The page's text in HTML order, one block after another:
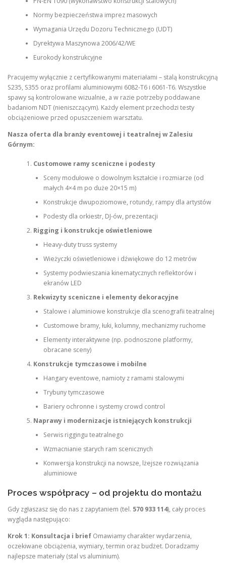
Normy bezpieczeństwa imprez masowych
Wymagania Urzędu Dozoru Technicznego (UDT)
Dyrektywa Maszynowa 2006/42/WE
Eurokody konstrukcyjne
Pracujemy wyłącznie z certyfikowanymi materiałami – stalą konstrukcyjną
S235, S355 oraz profilami aluminiowymi 6082-T6 i 6061-T6. Wszystkie
spawy są kontrolowane wizualnie, a w razie potrzeby poddawane
badaniom NDT (nieniszczącym). Każdy element przechodzi testy
obciążeniowe przed opuszczeniem warsztatu.
Nasza oferta dla branży eventowej i teatralnej w Zalesiu
Górnym:
Customowe ramy sceniczne i podesty
Sceny modułowe o dowolnym kształcie i rozmiarze (od
małych 4×4 m po duże 20×15 m)
Konstrukcje dwupoziomowe, rotundy, rampy dla artystów
Podesty dla orkiestr, DJ-ów, prezentacji
Rigging i konstrukcje oświetleniowe
Heavy-duty truss systemy
Wieżyczki oświetleniowe i dźwiękowe do 12 metrów
Systemy podwieszania kinematycznych reflektorów i
ekranów LED
Rekwizyty sceniczne i elementy dekoracyjne
Stalowe i aluminiowe konstrukcje dla scenografii teatralnej
Customowe bramy, łuki, kolumny, mechanizmy ruchome
Elementy interaktywne (np. podnoszone platformy,
obracane sceny)
Konstrukcje tymczasowe i mobilne
Hangary eventowe, namioty z ramami stalowymi
Trybuny tymczasowe
Bariery ochronne i systemy crowd control
Naprawy i modernizacje istniejących konstrukcji
Serwis riggingu teatralnego
Wzmacnianie starych ram scenicznych
Konwersja konstrukcji na nowsze, lżejsze rozwiązania
aluminiowe
Proces współpracy – od projektu do montażu
Gdy zgłaszasz się do nas z zapytaniem (tel. 570 933 114), cały proces
wygląda następująco:
Krok 1: Konsultacja i brief Omawiamy charakter wydarzenia,
oczekiwane obciążenia, wymiary, termin oraz budżet. Doradzamy
najlepsze materiały (stal vs aluminium).